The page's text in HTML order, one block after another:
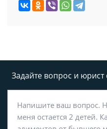
Задайте вопрос и юрист